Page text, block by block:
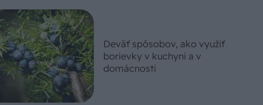
Deväť spôsobov, ako využiť
borievky v kuchyni a v
domácnosti